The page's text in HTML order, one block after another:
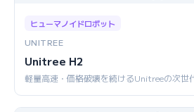
ヒューマノイドロボット
UNITREE
Unitree H2
軽量高速・価格破壊を続けるUnitreeの次世